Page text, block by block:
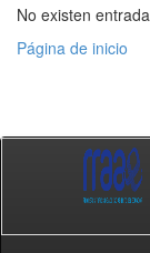
No existen
Página de inicio